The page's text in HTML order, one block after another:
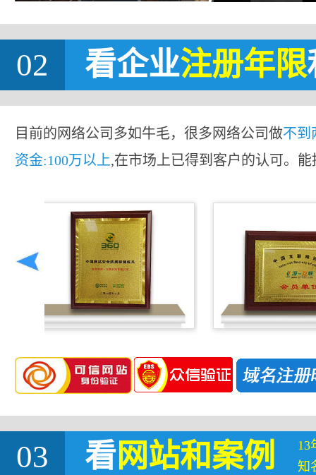
02 看企业注册年限
目前的网络公司多如牛毛，很多网络公司做不到
资金:100万以上,在市场上已得到客户的认可。
03 看网站和案例
13
知